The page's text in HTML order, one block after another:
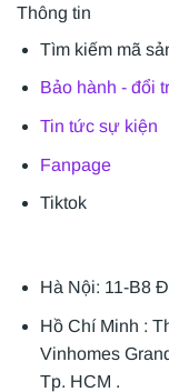
Thông tin
Tìm kiếm mã
Bảo hành - đổi
Tin tức sự kiện
Fanpage
Tiktok
Hà Nội: 11-B8
Hồ Chí Minh :
Vinhomes
Tp. HCM .